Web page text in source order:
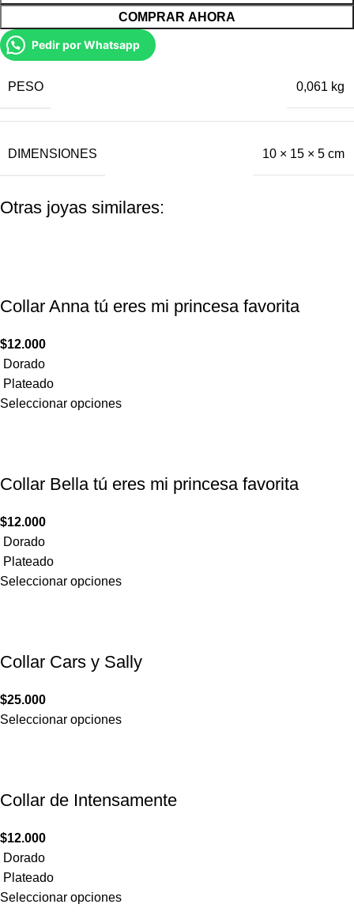
COMPRAR AHORA
Pedir por Whatsapp
PESO 0,061 kg
DIMENSIONES 10 × 15 × 5 cm
Otras joyas similares:
Collar Anna tú eres mi princesa ​favorita
$12.000
Dorado
Plateado
Seleccionar opciones
Collar Bella tú eres mi princesa ​favorita
$12.000
Dorado
Plateado
Seleccionar opciones
Collar Cars y Sally
$25.000
Seleccionar opciones
Collar de Intensamente
$12.000
Dorado
Plateado
Seleccionar opciones